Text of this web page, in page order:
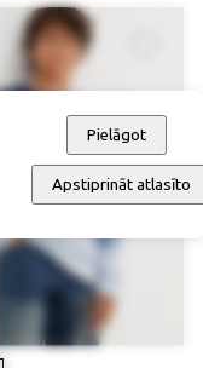
Pielāgot
Apstiprināt atlasīto